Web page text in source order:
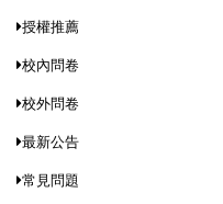
授權推薦
校內問卷
校外問卷
最新公告
常見問題